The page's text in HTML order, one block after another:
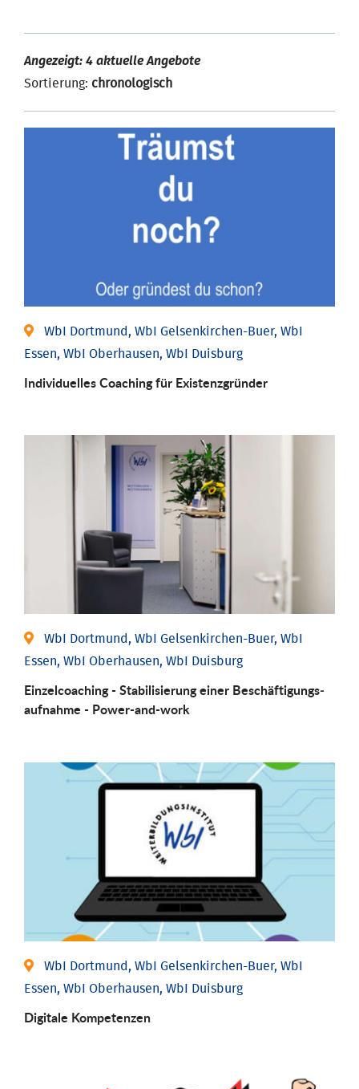
Angezeigt: 4 aktuelle Angebote
Sortierung: chronologisch
WbI Dortmund, WbI Gelsenkirchen-Buer, WbI
Essen, WbI Oberhausen, WbI Duisburg
Individu­elles Coaching für Existenz­gründer
WbI Dortmund, WbI Gelsenkirchen-Buer, WbI
Essen, WbI Oberhausen, WbI Duisburg
Einzel­coaching - Stabili­sierung einer Be­schäftigungs­
aufnahme - Power-and-work
WbI Dortmund, WbI Gelsenkirchen-Buer, WbI
Essen, WbI Oberhausen, WbI Duisburg
Digitale Kompetenzen